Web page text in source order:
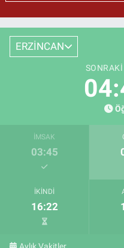
ERZİNCAN
İMSAK
03:45
İKINDI
16:22